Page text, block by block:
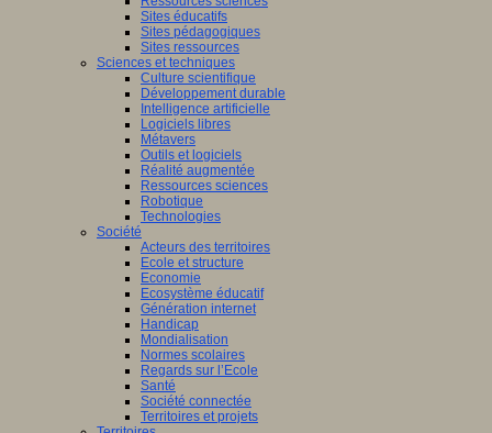
Sites éducatifs
Sites pédagogiques
Sites ressources
Sciences et techniques
Culture scientifique
Développement durable
Intelligence artificielle
Logiciels libres
Métavers
Outils et logiciels
Réalité augmentée
Ressources sciences
Robotique
Technologies
Société
Acteurs des territoires
Ecole et structure
Economie
Ecosystème éducatif
Génération internet
Handicap
Mondialisation
Normes scolaires
Regards sur l’Ecole
Santé
Société connectée
Territoires et projets